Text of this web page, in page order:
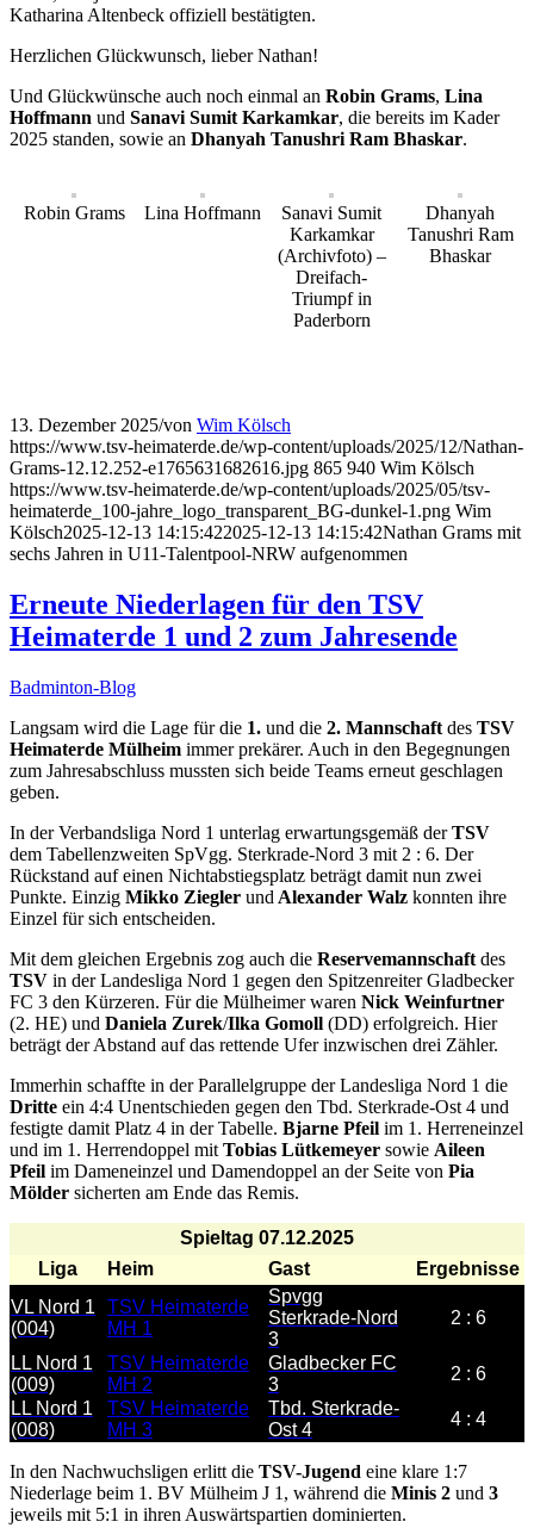
Katharina Altenbeck offiziell bestätigten.
Herzlichen Glückwunsch, lieber Nathan!
Und Glückwünsche auch noch einmal an Robin Grams, Lina
Hoffmann und Sanavi Sumit Karkamkar, die bereits im Kader
2025 standen, sowie an Dhanyah Tanushri Ram Bhaskar.
Robin Grams Lina Hoffmann
Sanavi Sumit
Karkamkar
(Archivfoto) –
Dreifach-
Triumpf in
Paderborn
Dhanyah
Tanushri Ram
Bhaskar
13. Dezember 2025/von Wim Kölsch
https://www.tsv-heimaterde.de/wp-content/uploads/2025/12/Nathan-
Grams-12.12.252-e1765631682616.jpg 865 940 Wim Kölsch
https://www.tsv-heimaterde.de/wp-content/uploads/2025/05/tsv-
heimaterde_100-jahre_logo_transparent_BG-dunkel-1.png Wim
Kölsch2025-12-13 14:15:422025-12-13 14:15:42Nathan Grams mit
sechs Jahren in U11-Talentpool-NRW aufgenommen
Erneute Niederlagen für den TSV
Heimaterde 1 und 2 zum Jahresende
Badminton-Blog
Langsam wird die Lage für die 1. und die 2. Mannschaft des TSV
Heimaterde Mülheim immer prekärer. Auch in den Begegnungen
zum Jahresabschluss mussten sich beide Teams erneut geschlagen
geben.
In der Verbandsliga Nord 1 unterlag erwartungsgemäß derTSV
dem Tabellenzweiten SpVgg. Sterkrade-Nord 3 mit 2 : 6. Der
Rückstand auf einen Nichtabstiegsplatz beträgt damit nun zwei
Punkte. Einzig Mikko Ziegler und Alexander Walz konnten ihre
Einzel für sich entscheiden.
Mit dem gleichen Ergebnis zog auch die Reservemannschaft des
TSV in der Landesliga Nord 1 gegen den Spitzenreiter Gladbecker
FC 3 den Kürzeren. Für die Mülheimer waren Nick Weinfurtner
(2. HE) und Daniela Zurek/Ilka Gomoll (DD) erfolgreich. Hier
beträgt der Abstand auf das rettende Ufer inzwischen drei Zähler.
Immerhin schaffte in der Parallelgruppe der Landesliga Nord 1 die
Dritte ein 4:4 Unentschieden gegen den Tbd. Sterkrade-Ost 4 und
festigte damit Platz 4 in der Tabelle. Bjarne Pfeil im 1. Herreneinzel
und im 1. Herrendoppel mit Tobias Lütkemeyer sowie Aileen
Pfeil im Dameneinzel und Damendoppel an der Seite von Pia
Mölder sicherten am Ende das Remis.
Spieltag 07.12.2025
Liga
Heim Gast
Ergebnisse
VL Nord 1
(004)
TSV Heimaterde
MH 1
Spvgg
Sterkrade-Nord
3
2 : 6
LL Nord 1
(009)
TSV Heimaterde
MH 2
Gladbecker FC
3
2 : 6
LL Nord 1
(008)
TSV Heimaterde
MH 3
Tbd. Sterkrade-
Ost 4
4 : 4
In den Nachwuchsligen erlitt die TSV-Jugend eine klare 1:7
Niederlage beim 1. BV Mülheim J 1, während die Minis 2 und 3
jeweils mit 5:1 in ihren Auswärtspartien dominierten.